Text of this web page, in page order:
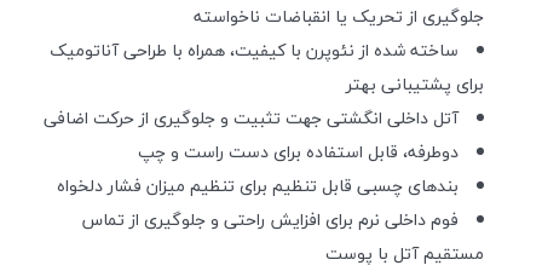
جلوگیری از تحریک یا انقباضات ناخواسته
ساخته شده از نئوپرن با کیفیت، همراه با طراحی آناتومیک
برای پشتیبانی بهتر
آتل داخلی انگشتی جهت تثبیت و جلوگیری از حرکت اضافی
دوطرفه، قابل استفاده برای دست راست و چپ
بندهای چسبی قابل تنظیم برای تنظیم میزان فشار دلخواه
فوم داخلی نرم برای افزایش راحتی و جلوگیری از تماس
مستقیم آتل با پوست